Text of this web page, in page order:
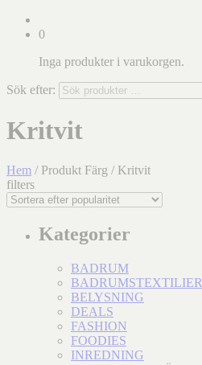
0
Inga produkter i varukorgen.
Sök efter:
Kritvit
Hem / Produkt Färg / Kritvit
filters
Kategorier
BADRUM
BADRUMSTEXTILIER
BELYSNING
DEALS
FASHION
FOODIES
INREDNING